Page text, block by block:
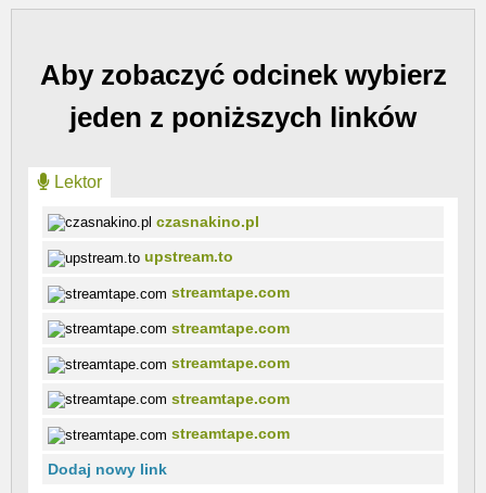
Aby zobaczyć odcinek wybierz
jeden z poniższych linków
Lektor
czasnakino.pl
upstream.to
streamtape.com
streamtape.com
streamtape.com
streamtape.com
streamtape.com
Dodaj nowy link